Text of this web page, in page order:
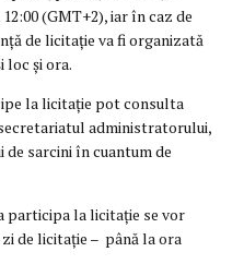
(GMT+2), iar în caz de
de licitație va fi organizată
loc și ora.
la licitație pot consulta
administratorului,
sarcini în cuantum de
participa la licitație se vor
de licitație – până la ora